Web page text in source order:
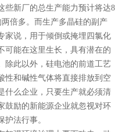
些新厂的总生产能力预计将达8
倍多。而生产多晶硅的副产
说，用于倾倒或掩埋四氯化
可能在这里生长，具有潜在的
除此以外，硅电池的前道工艺
性和碱性气体将直接排放到空
什么企业，只要生产就必须清
鼓励的新能源企业就忽视对环
法行事。